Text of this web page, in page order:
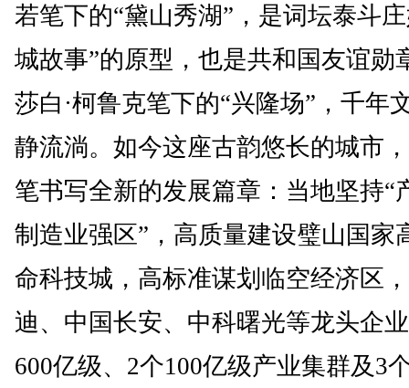
若笔下的“黛山秀湖”，是词坛泰斗
城故事”的原型，也是共和国友谊勋
莎白·柯鲁克笔下的“兴隆场”，千年
静流淌。如今这座古韵悠长的城市
笔书写全新的发展篇章：当地坚持“
制造业强区”，高质量建设璧山国家
命科技城，高标准谋划临空经济区
迪、中国长安、中科曙光等龙头企
600亿级、2个100亿级产业集群及3